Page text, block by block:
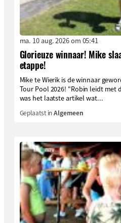
ma. 10 aug. 2026 om 05:41
Glorieuze winnaar! Mike
etappe!
Mike te Wierik is de winnaar
Tour Pool 2026! “Robin leidt met
was het laatste artikel wat...
Geplaatst inAlgemeen